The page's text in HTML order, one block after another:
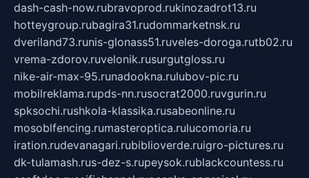
dash-cash-now.rubravoprod.rukinozadrot13.ru
hotteygroup.rubagira31.rudommarketnsk.ru
dveriland73.runis-glonass51.ruveles-doroga.rutb02.ru
vrema-zdorov.ruvelonik.rusurgutgloss.ru
nike-air-max-95.runadookna.rulubov-pic.ru
mobilreklama.rupds-nn.rusocrat2000.ruvgurin.ru
spksochi.rushkola-klassika.rusabeonline.ru
mosoblfencing.rumasteroptica.rulucomoria.ru
iration.rudevanagari.rubiblioverde.ruigro-pictures.ru
dk-tulamash.rus-dez-s.rupeysok.rublackcountess.ru